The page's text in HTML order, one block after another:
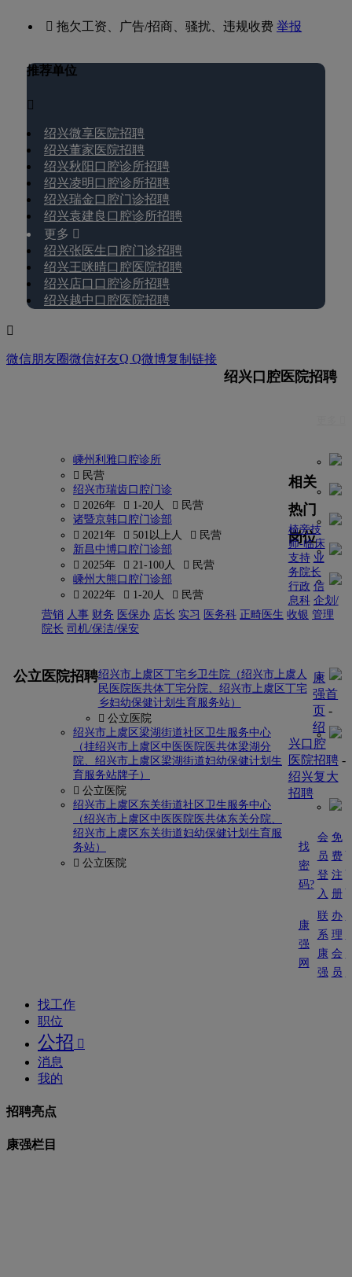
 拖欠工资、广告/招商、骚扰、违规收费举报
推荐单位

绍兴微享医院招聘
绍兴董家医院招聘
绍兴秋阳口腔诊所招聘
绍兴凌明口腔诊所招聘
绍兴瑞金口腔门诊招聘
绍兴袁建良口腔诊所招聘
更多 
绍兴张医生口腔门诊招聘
绍兴王咪晴口腔医院招聘
绍兴店口口腔诊所招聘
绍兴越中口腔医院招聘

微信朋友圈微信好友Q Q微博复制链接
绍兴口腔医院招聘
嵊州利雅口腔诊所
 民营
绍兴市瑞齿口腔门诊
 2026年
 1-20人
 民营
诸暨京韩口腔门诊部
 2021年
 501以上人
 民营
新昌中博口腔门诊部
 2025年
 21-100人
 民营
嵊州大熊口腔门诊部
 2022年
 1-20人  民营
相关
热门
岗位
椅旁技
师-临床
支持 业
务院长
行政 信
息科 企划/
营销 人事 财务 医保办 店长 实习 医务科 正畸医生 收银 管理
院长 司机/保洁/保安
公立医院招聘绍兴市上虞区丁宅乡卫生院（绍兴市上虞人
民医院医共体丁宅分院、绍兴市上虞区丁宅
乡妇幼保健计划生育服务站）
 公立医院
绍兴市上虞区梁湖街道社区卫生服务中心
（挂绍兴市上虞区中医医院医共体梁湖分
院、绍兴市上虞区梁湖街道妇幼保健计划生
育服务站牌子）
 公立医院
绍兴市上虞区东关街道社区卫生服务中心
（绍兴市上虞区中医医院医共体东关分院、
绍兴市上虞区东关街道妇幼保健计划生育服
务站）
 公立医院
康
强首
页 -
绍
兴口腔
医院招聘-
绍兴复大
招聘
找
密
码?
会
员
登
入
免
费
注
册
康
强
网
联
系
康
强
办
理
会
员
找工作
职位
公招 
消息
我的
招聘亮点
康强栏目